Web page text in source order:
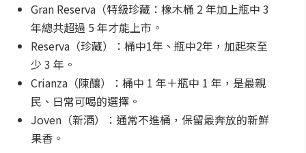
Gran Reserva（特級珍藏：橡木桶 2 年加上瓶中 3
年總共超過 5 年才能上市。
Reserva（珍藏）：桶中1年、瓶中2年，加起來至
少 3 年。
Crianza（陳釀）：桶中 1 年＋瓶中 1 年，是最親
民、日常可喝的選擇。
Joven（新酒）：通常不進桶，保留最奔放的新鮮
果香。